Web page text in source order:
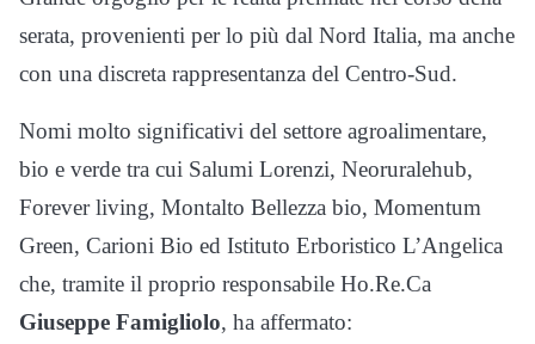
serata, provenienti per lo più dal Nord Italia, ma anche
con una discreta rappresentanza del Centro-Sud.
Nomi molto significativi del settore agroalimentare,
bio e verde tra cui Salumi Lorenzi, Neoruralehub,
Forever living, Montalto Bellezza bio, Momentum
Green, Carioni Bio ed Istituto Erboristico L’Angelica
che, tramite il proprio responsabile Ho.Re.Ca
Giuseppe Famigliolo, ha affermato: